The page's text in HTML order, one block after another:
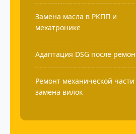
Замена масла в РКПП и
мехатронике
Адаптация DSG после
Ремонт механической
замена вилок